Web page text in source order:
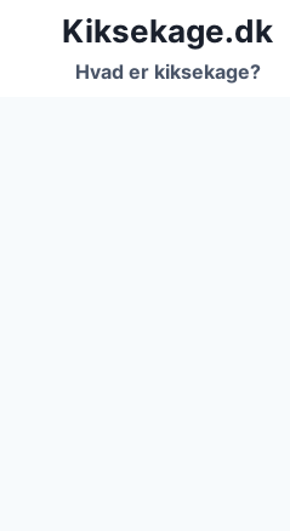
FortsætKiksekage.dk
Hvad er kiksekage?